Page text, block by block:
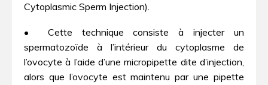
Cytoplasmic Sperm Injection).
• Cette technique consiste à injecter un
spermatozoïde à l’intérieur du cytoplasme de
l’ovocyte à l’aide d’une micropipette dite d’injection,
alors que l’ovocyte est maintenu par une pipette